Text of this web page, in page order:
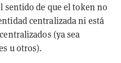
sentido de que el token no
centralizada ni está
(ya sea
u otros).